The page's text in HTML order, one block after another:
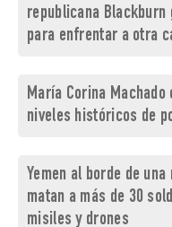
republicana
para enfrentar a otra
María Corina
niveles históricos de
Yemen al borde de
matan a más de 30
misiles y drones